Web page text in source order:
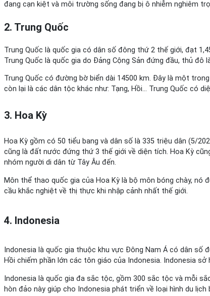
đang cạn kiệt và môi trường sống đang bị ô nhiễm nghiêm
2. Trung Quốc
Trung Quốc là quốc gia có dân số đông thứ 2 thế giới, đạt
Trung Quốc là quốc gia do Đảng Cộng Sản đứng đầu, thủ đô
Trung Quốc có đường bờ biển dài 14500 km. Đây là một
còn lại là các dân tộc khác như: Tạng, Hồi… Trung Quốc có
3. Hoa Kỳ
Hoa Kỳ gồm có 50 tiểu bang và dân số là 335 triệu dân (5/
cũng là đất nước đứng thứ 3 thế giới về diện tích. Hoa Kỳ
nhóm người di dân từ Tây Âu đến.
Môn thể thao quốc gia của Hoa Kỳ là bộ môn bóng chày, nó
cầu khắc nghiệt về thị thực khi nhập cảnh nhất thế giới.
4. Indonesia
Indonesia là quốc gia thuộc khu vực Đông Nam Á có dân
Hồi chiếm phần lớn các tôn giáo của Indonesia. Indonesia
Indonesia là quốc gia đa sắc tộc, gồm 300 sắc tộc và mỗi
hòn đảo này giúp cho Indonesia phát triển về loại hình du